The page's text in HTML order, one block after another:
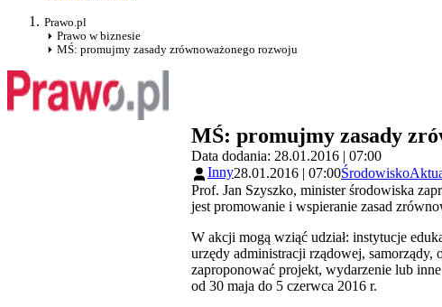
Prawo.pl
Prawo w biznesie
MŚ: promujmy zasady zrównoważonego rozwoju
MŚ: promujmy zasady
Data dodania: 28.01.2016 | 07:00
Inny28.01.2016 | 07:00Środowisko
Prof. Jan Szyszko, minister środowiska
jest promowanie i wspieranie zasad
W akcji mogą wziąć udział: instytucje
urzędy administracji rządowej,
zaproponować projekt, wydarzenie lub
od 30 maja do 5 czerwca 2016 r.